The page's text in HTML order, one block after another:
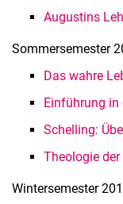
Augustins
Som­mer­se­mes­ter
Das wahre
Einführung in
Schelling:
Theologie
Win­ter­se­mes­ter